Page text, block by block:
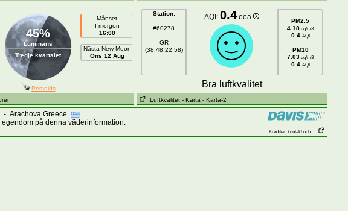
45%
Luminans
Tredje kvartalet
Månset
I morgon
16:00
Nästa New Moon
Ons 12 Aug
Perseids
Station:
#60278
GR
(38.48,22.58)
AQI: 0.4 eea
PM2.5
4.18 ug/m3
0.4 AQI
PM10
7.03 ug/m3
0.4 AQI
Bra luftkvalitet
Luftkvalitet - Karta - Karta-2
- Arachova Greece
på denna väderinformation.
Krediter, kontakt och . . .